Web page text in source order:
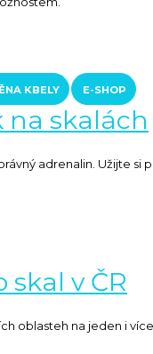
KBELY E-SHOP
skalách
adrenalin. Užijte
v ČR
oblasteh na jeden i